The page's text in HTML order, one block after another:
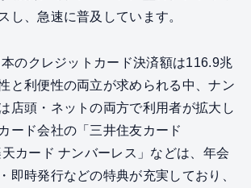
し、急速に普及しています。
のクレジットカード決済額は116.9兆
と利便性の両立が求められる中、ナン
店頭・ネットの両方で利用者が拡大し
ード会社の「三井住友カード
天カード ナンバーレス」などは、年会
即時発行などの特典が充実しており、